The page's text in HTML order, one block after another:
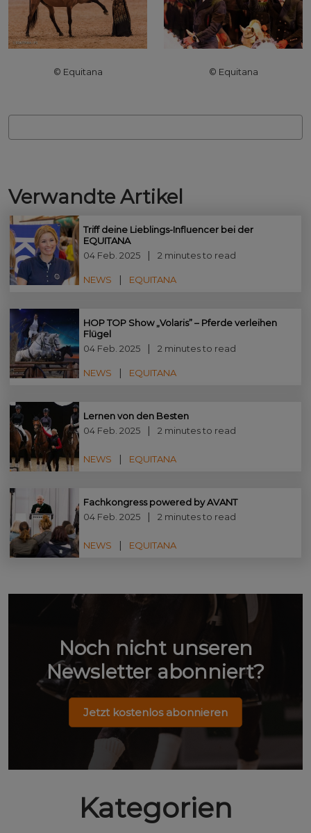
© Equitana © Equitana
Verwandte Artikel
Triff deine Lieblings-Influencer bei der
EQUITANA
04 Feb. 2025
2 minutes to read
NEWS EQUITANA
HOP TOP Show „Volaris” – Pferde verleihen
Flügel
04 Feb. 2025
2 minutes to read
NEWS EQUITANA
Lernen von den Besten
04 Feb. 2025
2 minutes to read
NEWS EQUITANA
Fachkongress powered by AVANT
04 Feb. 2025
2 minutes to read
NEWS EQUITANA
Noch nicht unseren
Newsletter abonniert?
Jetzt kostenlos abonnieren
Kategorien